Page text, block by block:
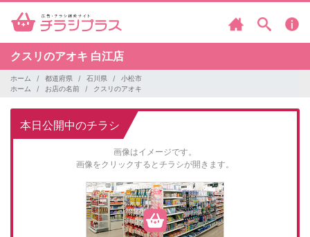
クスリのアオキ 白江店
ホーム 都道府県 石川県
小松市
ホーム
お店の名前 クスリのアオキ
本日公開中のチラシ
画像はイメージです。
画像をクリックするとチラシが開きます。